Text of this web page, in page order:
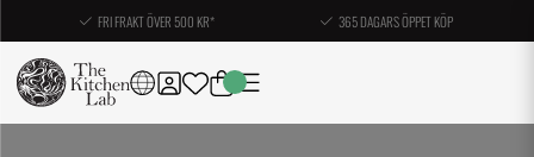
FRI FRAKT ÖVER 500 KR* 365 DAGARS ÖPPET KÖP